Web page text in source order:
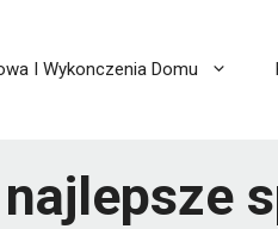
I Wykonczenia Domu